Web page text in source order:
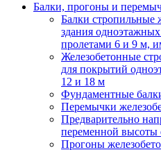
Балки, прогоны и
Балки стропильные
здания
пролетами 6 и 9 м,
Железобетонные
для покрытий
12 и 18 м
Фундаментные
Перемычки
Предварительно
переменной высоты
Прогоны